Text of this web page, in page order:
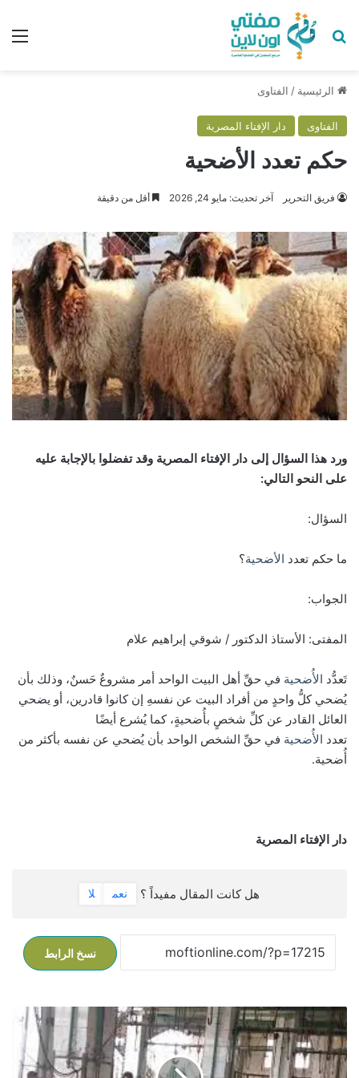
بحث عن
الرئيسية / الفتاوى
الفتاوى دار الإفتاء المصرية
حكم تعدد الأضحية
فريق التحرير آخر تحديث: مايو 24, 2026 أقل من دقيقة
ورد هذا السؤال إلى دار الإفتاء المصرية وقد تفضلوا بالإجابة عليه
على النحو التالي:
السؤال:
ما حكم تعدد الأضحية؟
الجواب:
المفتى: الأستاذ الدكتور / شوقي إبراهيم علام
تَعدُّد الأُضحية في حقِّ أهل البيت الواحد أمر مشروعٌ حَسنٌ، وذلك بأن
يُضحي كلُّ واحدٍ من أفراد البيت عن نفسهِ إن كانوا قادرين، أو يضحي
العائل القادر عن كلِّ شخصٍ بأُضحيةٍ، كما يُشرع أيضًا
تعدد الأُضحية في حقِّ الشخص الواحد بأن يُضحي عن نفسه بأكثر من
أُضحية.
دار الإفتاء المصرية
هل كانت المقال مفيداً ؟ نعم لا
نسخ الرابط
إ
خ
ر
ا